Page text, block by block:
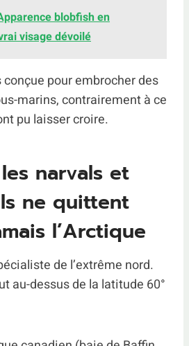
blobfish en
visage dévoilé
conçue pour embrocher des
marins, contrairement à ce
pu laisser croire.
narvals et
ne quittent
l’Arctique
de l’extrême nord.
au-dessus de la latitude 60°